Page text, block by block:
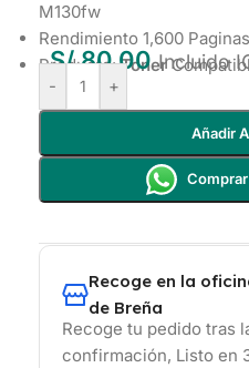
M130fw
Rendimiento 1,600 Paginas
Producto:Toner
S/80.00 Incluido
- +
Añadir
Recoge en la
de Breña
Recoge tu pedido tras
confirmación, Listo en